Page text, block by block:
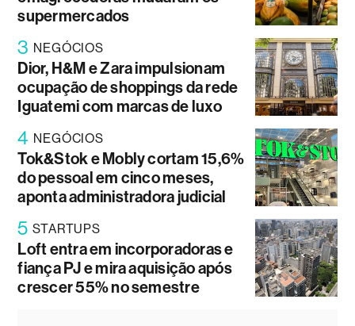
supermercados
3 NEGÓCIOS
Dior, H&M e Zara impulsionam
ocupação de shoppings da rede
Iguatemi com marcas de luxo
4 NEGÓCIOS
Tok&Stok e Mobly cortam 15,6%
do pessoal em cinco meses,
aponta administradora judicial
5 STARTUPS
Loft entra em incorporadoras e
fiança PJ e mira aquisição após
crescer 55% no semestre